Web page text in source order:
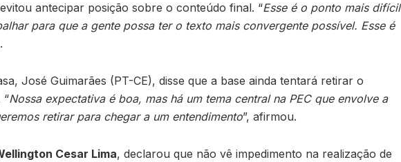
antecipar posição sobre o conteúdo final. “Esse é o ponto mais difícil
para que a gente possa ter o texto mais convergente possível. Esse é
José Guimarães (PT-CE), disse que a base ainda tentará retirar o
“Nossa expectativa é boa, mas há um tema central na PEC que envolve a
retirar para chegar a um entendimento”, afirmou.
Cesar Lima, declarou que não vê impedimento na realização de